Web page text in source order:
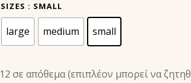
SIZES : SMALL
large medium small
12 σε απόθεμα (επιπλέον μπορεί να